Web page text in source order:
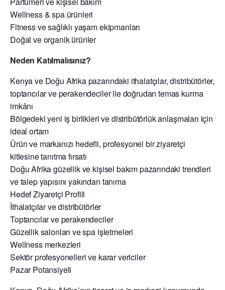
Wellness & spa ürünleri
Fitness ve sağlıklı yaşam ekipmanları
Doğal ve organik ürünler
Neden Katılmalısınız?
Kenya ve Doğu Afrika pazarındaki ithalatçılar, distribütörler,
toptancılar ve perakendeciler ile doğrudan temas kurma
imkânı
Bölgedeki yeni iş birlikleri ve distribütörlük anlaşmaları için
ideal ortam
Ürün ve markanızı hedefli, profesyonel bir ziyaretçi
kitlesine tanıtma fırsatı
Doğu Afrika güzellik ve kişisel bakım pazarındaki trendleri
ve talep yapısını yakından tanıma
Hedef Ziyaretçi Profili
İthalatçılar ve distribütörler
Toptancılar ve perakendeciler
Güzellik salonları ve spa işletmeleri
Wellness merkezleri
Sektör profesyonelleri ve karar vericiler
Pazar Potansiyeli